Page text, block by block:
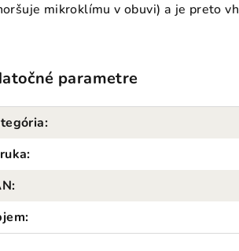
mikroklímu v obuvi) a je preto
parametre
:
:
:
: